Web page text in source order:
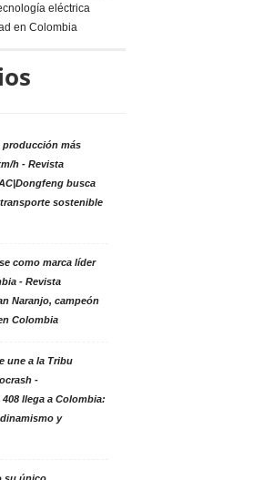
eléctrica
en Colombia
producción más
h - Revista
busca
sostenible
como marca líder
- Revista
Naranjo, campeón
Colombia
une a la Tribu
-
llega a Colombia:
y